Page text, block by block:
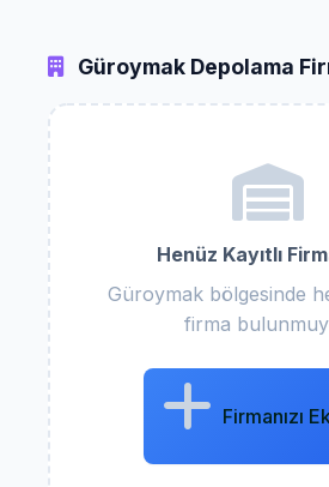
Güroymak Depolama
Henüz Kayıtlı
Güroymak bölgesinde
firma
Firmanızı